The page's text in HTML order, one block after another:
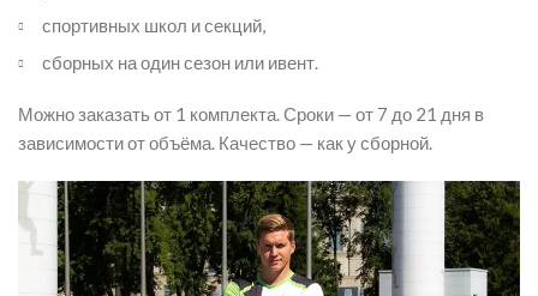
спортивных школ и секций,
сборных на один сезон или ивент.
Можно заказать от 1 комплекта. Сроки — от 7 до 21 дня в
зависимости от объёма. Качество — как у сборной.